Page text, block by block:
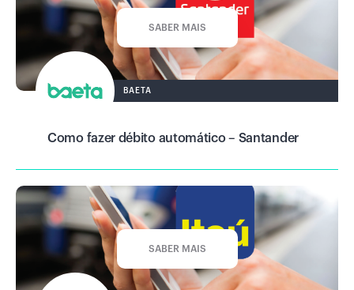
BAETA
SABER MAIS
Como fazer débito automático – Santander
SABER MAIS